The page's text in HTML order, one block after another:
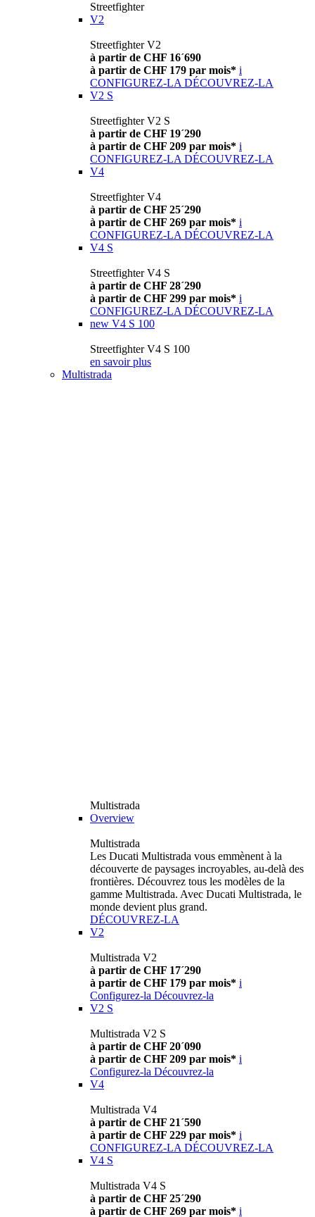
Streetfighter
V2
Streetfighter V2
à partir de CHF 16´690
à partir de CHF 179 par mois* i
CONFIGUREZ-LA DÉCOUVREZ-LA
V2 S
Streetfighter V2 S
à partir de CHF 19´290
à partir de CHF 209 par mois* i
CONFIGUREZ-LA DÉCOUVREZ-LA
V4
Streetfighter V4
à partir de CHF 25´290
à partir de CHF 269 par mois* i
CONFIGUREZ-LA DÉCOUVREZ-LA
V4 S
Streetfighter V4 S
à partir de CHF 28´290
à partir de CHF 299 par mois* i
CONFIGUREZ-LA DÉCOUVREZ-LA
new V4 S 100
Streetfighter V4 S 100
en savoir plus
Multistrada
Multistrada
Overview
Multistrada
Les Ducati Multistrada vous emmènent à la
découverte de paysages incroyables, au-delà des
frontières. Découvrez tous les modèles de la
gamme Multistrada. Avec Ducati Multistrada, le
monde devient plus grand.
DÉCOUVREZ-LA
V2
Multistrada V2
à partir de CHF 17´290
à partir de CHF 179 par mois* i
Configurez-la Découvrez-la
V2 S
Multistrada V2 S
à partir de CHF 20´090
à partir de CHF 209 par mois* i
Configurez-la Découvrez-la
V4
Multistrada V4
à partir de CHF 21´590
à partir de CHF 229 par mois* i
CONFIGUREZ-LA DÉCOUVREZ-LA
V4 S
Multistrada V4 S
à partir de CHF 25´290
à partir de CHF 269 par mois* i